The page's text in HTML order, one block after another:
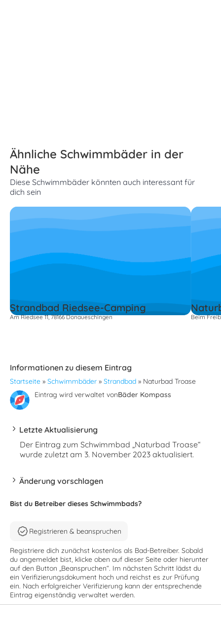
Ähnliche Schwimmbäder in der
Nähe
Diese Schwimmbäder könnten auch interessant für
dich sein
Strandbad Riedsee-Camping
Am Riedsee 11, 78166 Donaueschingen Beim
Informationen zu diesem Eintrag
Startseite » Schwimmbäder » Strandbad » Naturbad Troase
Eintrag wird verwaltet vonBäder Kompass
Letzte Aktualisierung
Der Eintrag zum Schwimmbad „Naturbad Troase“
wurde zuletzt am 3. November 2023 aktualisiert.
Änderung vorschlagen
Bist du Betreiber dieses Schwimmbads?
Registrieren & beanspruchen
Registriere dich zunächst kostenlos als Bad-Betreiber. Sobald
du angemeldet bist, klicke oben auf dieser Seite oder hierunter
auf den Button „Beanspruchen“. Im nächsten Schritt lädst du
ein Verifizierungsdokument hoch und reichst es zur Prüfung
ein. Nach erfolgreicher Verifizierung kann der entsprechende
Eintrag eigenständig verwaltet werden.